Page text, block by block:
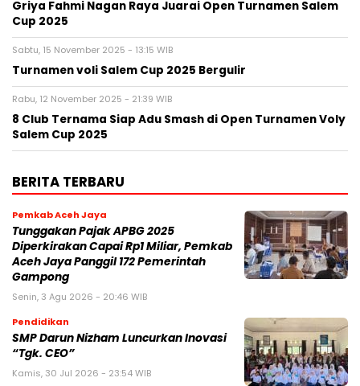
Griya Fahmi Nagan Raya Juarai Open Turnamen Salem
Cup 2025
Sabtu, 15 November 2025 - 13:15 WIB
Turnamen voli Salem Cup 2025 Bergulir
Rabu, 12 November 2025 - 21:39 WIB
8 Club Ternama Siap Adu Smash di Open Turnamen Voly
Salem Cup 2025
BERITA TERBARU
Pemkab Aceh Jaya
Tunggakan Pajak APBG 2025
Diperkirakan Capai Rp1 Miliar, Pemkab
Aceh Jaya Panggil 172 Pemerintah
Gampong
Senin, 3 Agu 2026 - 20:46 WIB
Pendidikan
SMP Darun Nizham Luncurkan Inovasi
“Tgk. CEO”
Kamis, 30 Jul 2026 - 23:54 WIB